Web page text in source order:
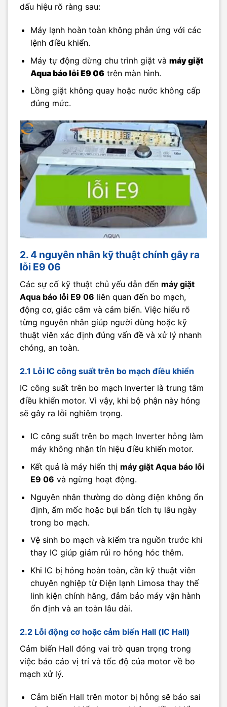
dấu hiệu rõ ràng sau:
Máy lạnh hoàn toàn không phản ứng với các
lệnh điều khiển.
Máy tự động dừng chu trình giặt và máy giặt
Aqua báo lỗi E9 06trên màn hình.
Lồng giặt không quay hoặc nước không cấp
đúng mức.
2. 4 nguyên nhân kỹ thuật chính gây ra
lỗi E9 06
Các sự cố kỹ thuật chủ yếu dẫn đến máy giặt
Aqua báo lỗi E9 06 liên quan đến bo mạch,
động cơ, giắc cắm và cảm biến. Việc hiểu rõ
từng nguyên nhân giúp người dùng hoặc kỹ
thuật viên xác định đúng vấn đề và xử lý nhanh
chóng, an toàn.
2.1 Lỗi IC công suất trên bo mạch điều khiển
IC công suất trên bo mạch Inverter là trung tâm
điều khiển motor. Vì vậy, khi bộ phận này hỏng
sẽ gây ra lỗi nghiêm trọng.
IC công suất trên bo mạch Inverter hỏng làm
máy không nhận tín hiệu điều khiển motor.
Kết quả là máy hiển thị máy giặt Aqua báo lỗi
E9 06 và ngừng hoạt động.
Nguyên nhân thường do dòng điện không ổn
định, ẩm mốc hoặc bụi bẩn tích tụ lâu ngày
trong bo mạch.
Vệ sinh bo mạch và kiểm tra nguồn trước khi
thay IC giúp giảm rủi ro hỏng hóc thêm.
Khi IC bị hỏng hoàn toàn, cần kỹ thuật viên
chuyên nghiệp từ Điện lạnh Limosa thay thế
linh kiện chính hãng, đảm bảo máy vận hành
ổn định và an toàn lâu dài.
2.2 Lỗi động cơ hoặc cảm biến Hall (IC Hall)
Cảm biến Hall đóng vai trò quan trọng trong
việc báo cáo vị trí và tốc độ của motor về bo
mạch xử lý.
Cảm biến Hall trên motor bị hỏng sẽ báo sai